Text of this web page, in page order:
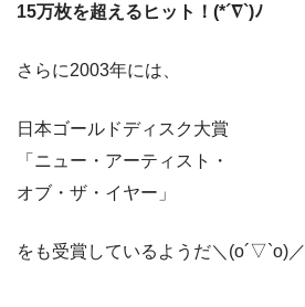
15万枚を超えるヒット！(*´∇`)ﾉ
さらに2003年には、
日本ゴールドディスク大賞
「ニュー・アーティスト・
オブ・ザ・イヤー」
をも受賞しているようだ＼(o´▽`o)／